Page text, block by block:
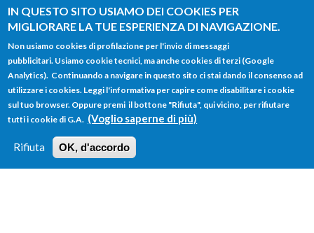
IN QUESTO SITO USIAMO DEI COOKIES PER
MIGLIORARE LA TUE ESPERIENZA DI NAVIGAZIONE.
Non usiamo cookies di profilazione per l'invio di messaggi
pubblicitari. Usiamo cookie tecnici, ma anche cookies di terzi (Google
Analytics). Continuando a navigare in questo sito ci stai dando il consenso ad
utilizzare i cookies. Leggi l'informativa per capire come disabilitare i cookie
sul tuo browser. Oppure premi il bottone "Rifiuta", qui vicino, per rifiutare
tutti i cookie di G.A. (Voglio saperne di più)
Rifiuta OK, d'accordo
Salta al contenuto principale
FORM
DI
RICERCA
Main menu
HOME TUTTI I PROFILI
LOGIN